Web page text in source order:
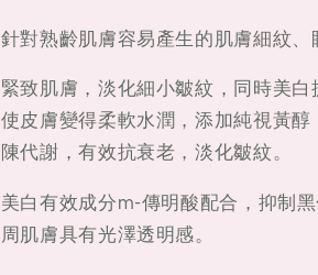
針對熟齡肌膚容易產生的肌膚細紋、
緊致肌膚，淡化細小皺紋，同時美
使皮膚變得柔軟水潤，添加純視黃
陳代謝，有效抗衰老，淡化皺紋。
美白有效成分m-傳明酸配合，抑制
周肌膚具有光澤透明感。